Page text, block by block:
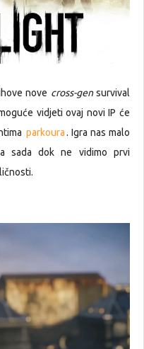
nove cross-gensurvival
vidjeti ovaj novi IP će
parkoura. Igra nas malo
sada dok ne vidimo prvi